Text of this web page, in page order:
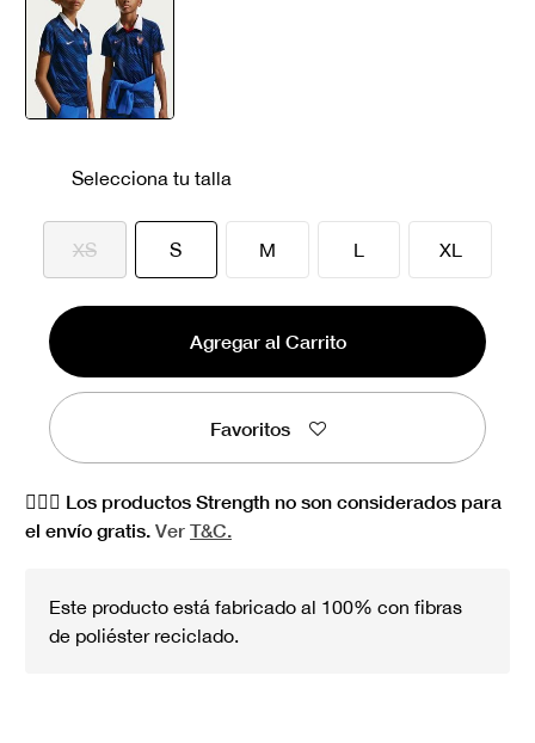
Selecciona tu talla
XS Sseleccionado
M L XL
Agregar al Carrito
Favoritos
🏋🏻‍♀️ Los productos Strength no son considerados para
el envío gratis. Ver T&C.
Este producto está fabricado al 100% con fibras
de poliéster reciclado.